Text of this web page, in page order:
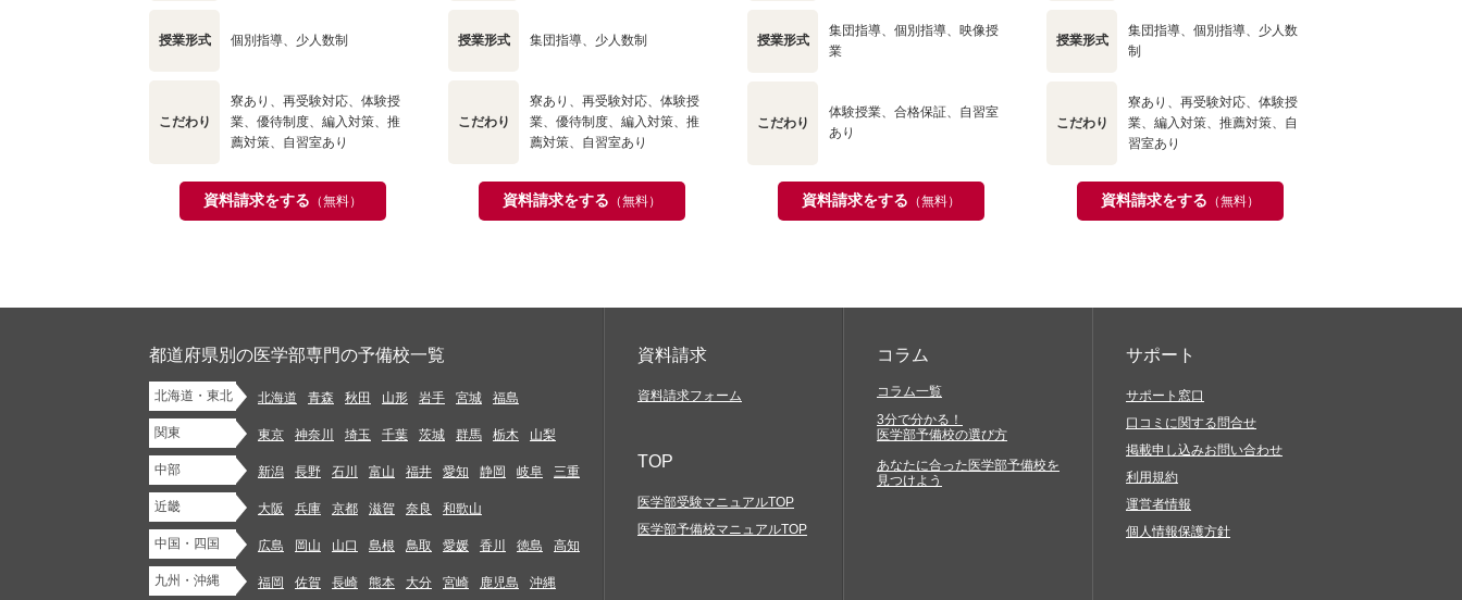
授業形式 個別指導、少人数制
こだわり
寮あり、再受験対応、体験授
業、優待制度、編入対策、推
薦対策、自習室あり
資料請求をする （無料）
授業形式 集団指導、少人数制
こだわり
寮あり、再受験対応、体験授
業、優待制度、編入対策、推
薦対策、自習室あり
資料請求をする （無料）
授業形式
集団指導、個別指導、映像授
業
こだわり
体験授業、合格保証、自習室
あり
資料請求をする （無料）
授業形式
集団指導、個別指導、少人数
制
こだわり
寮あり、再受験対応、体験授
業、編入対策、推薦対策、自
習室あり
資料請求をする （無料）
都道府県別の医学部専門の予備校一覧
北海道・東北 北海道 青森 秋田 山形 岩手 宮城 福島
関東 東京 神奈川 埼玉 千葉 茨城 群馬 栃木 山梨
中部 新潟 長野 石川 富山 福井 愛知 静岡 岐阜 三重
近畿 大阪 兵庫 京都 滋賀 奈良 和歌山
中国・四国 広島 岡山 山口 島根 鳥取 愛媛 香川 徳島 高知
九州・沖縄 福岡 佐賀 長崎 熊本 大分 宮崎 鹿児島 沖縄
資料請求
資料請求フォーム
TOP
医学部受験マニュアルTOP
医学部予備校マニュアルTOP
コラム
コラム一覧
3分で分かる！
医学部予備校の選び方
あなたに合った医学部予備校を
見つけよう
サポート
サポート窓口
口コミに関する問合せ
掲載申し込みお問い合わせ
利用規約
運営者情報
個人情報保護方針